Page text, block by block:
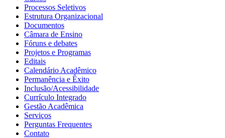
Processos Seletivos
Estrutura Organizacional
Documentos
Câmara de Ensino
Fóruns e debates
Projetos e Programas
Editais
Calendário Acadêmico
Permanência e Êxito
Inclusão/Acessibilidade
Currículo Integrado
Gestão Acadêmica
Serviços
Perguntas Frequentes
Contato